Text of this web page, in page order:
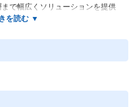
で幅広くソリューションを提供
ラントの生産/運転全般に関わる
MES/SCADA/Historianの構築 及